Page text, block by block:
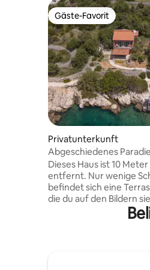
Gäste-Favorit
Gäste-Favorit
Privatunterkunft
Abgeschiedenes
Dieses Haus ist 10
entfernt. Nur wenige
befindet sich eine
die du auf den Bildern
sich von Mitte Mai bis
Strand. Das Auto kann